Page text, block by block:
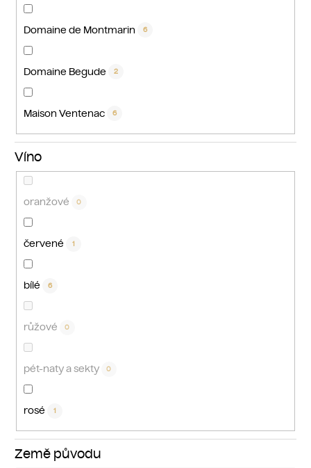
Domaine de Montmarin 6
Domaine Begude 2
Maison Ventenac 6
Víno
oranžové 0
červené 1
bílé 6
růžové 0
pét-naty a sekty 0
rosé 1
Země původu